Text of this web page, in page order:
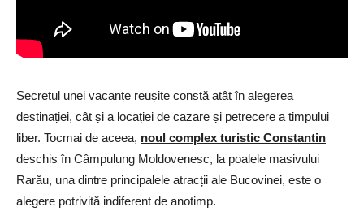
Secretul unei vacanțe reușite constă atât în alegerea
destinației, cât și a locației de cazare și petrecere a timpului
liber. Tocmai de aceea, noul complex turistic Constantin
deschis în Câmpulung Moldovenesc, la poalele masivului
Rarău, una dintre principalele atracții ale Bucovinei, este o
alegere potrivită indiferent de anotimp.